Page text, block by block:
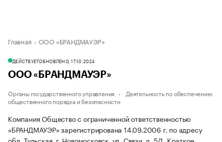
Главная ООО «БРАНДМАУЭР»
ДЕЙСТВУЕТОБНОВЛЕНО, 17.10.2024
ООО «БРАНДМАУЭР»
Органы государственного управления
Деятельность по обеспечению
общественного порядка и безопасности
Компания Общество с ограниченной ответственностью
«БРАНДМАУЭР» зарегистрирована 14.09.2006 г. по адресу